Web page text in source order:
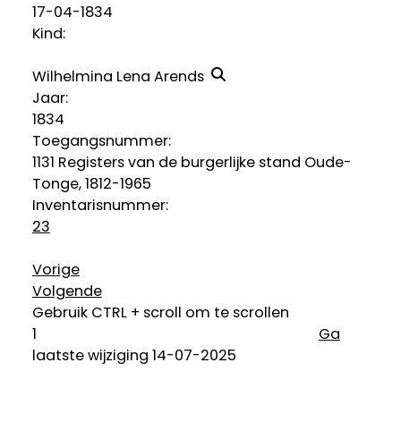
17-04-1834
Kind:
Wilhelmina Lena Arends
Jaar:
1834
Toegangsnummer:
1131 Registers van de burgerlijke stand Oude-
Tonge, 1812-1965
Inventarisnummer:
23
Vorige
Volgende
Gebruik CTRL + scroll om te scrollen
Ga
laatste wijziging 14-07-2025